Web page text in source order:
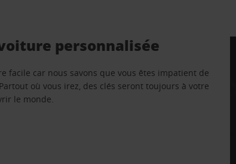
personnalisée
facile car nous savons que vous êtes impatient de
où vous irez, des clés seront toujours à votre
le monde.